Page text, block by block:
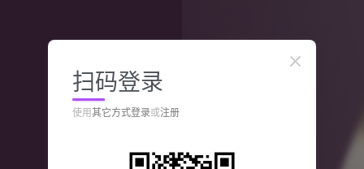
扫码登录
使用其它方式登录或注册